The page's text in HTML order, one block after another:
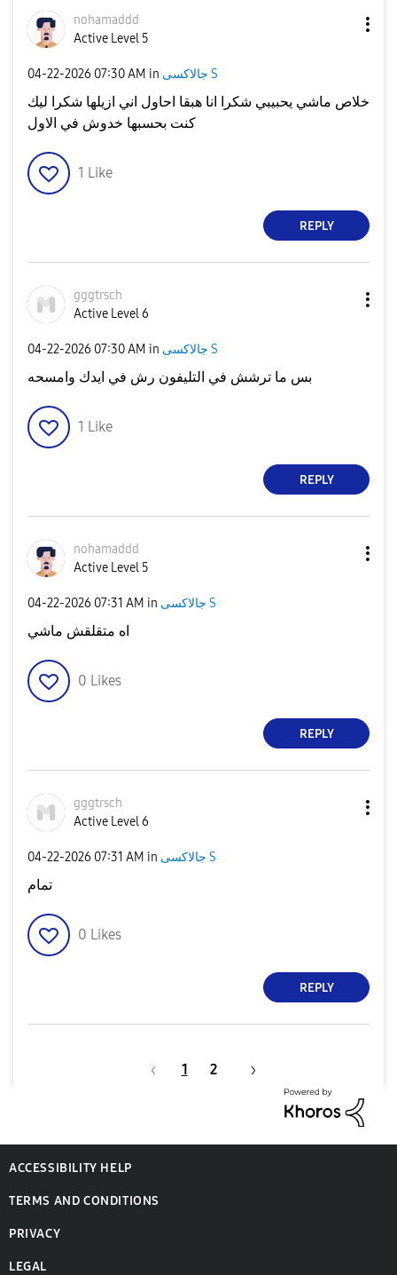
nohamaddd
Active Level 5
‎04-22-2026 07:30 AM in جالاكسى S
خلاص ماشي يحبيبي شكرا انا هبقا احاول اني ازيلها شكرا ليك
كنت بحسبها خدوش في الاول
1 Like
REPLY
gggtrsch
Active Level 6
‎04-22-2026 07:30 AM in جالاكسى S
بس ما ترشش في التليفون رش في ايدك وامسحه
1 Like
REPLY
nohamaddd
Active Level 5
‎04-22-2026 07:31 AM in جالاكسى S
اه متقلقش ماشي
0 Likes
REPLY
gggtrsch
Active Level 6
‎04-22-2026 07:31 AM in جالاكسى S
تمام
0 Likes
REPLY
1 2
ACCESSIBILITY HELP
TERMS AND CONDITIONS
PRIVACY
LEGAL